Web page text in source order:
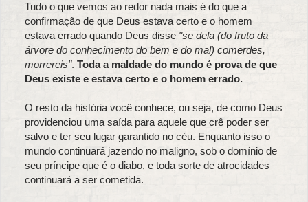
Tudo o que vemos ao redor nada mais é do que a
confirmação de que Deus estava certo e o homem
estava errado quando Deus disse "se dela (do fruto da
árvore do conhecimento do bem e do mal) comerdes,
morrereis". Toda a maldade do mundo é prova de que
Deus existe e estava certo e o homem errado.
O resto da história você conhece, ou seja, de como Deus
providenciou uma saída para aquele que crê poder ser
salvo e ter seu lugar garantido no céu. Enquanto isso o
mundo continuará jazendo no maligno, sob o domínio de
seu príncipe que é o diabo, e toda sorte de atrocidades
continuará a ser cometida.